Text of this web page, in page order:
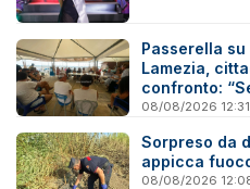
Passerella su
Lamezia,
confronto:
certi”
08/08/2026 12:31
Sorpreso da
appicca
08/08/2026